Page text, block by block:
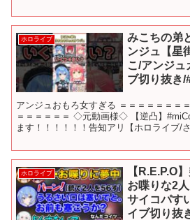
ホロライブ
みこちの弟
ンジュ【星
こ/アンジュ
ブ切り抜き/
アンジュおもろ女すぎる ＝＝＝＝＝＝＝
＝＝＝＝＝＝ ◇元動画様◇ 【逆凸】
ます！！！！！！告知アリ【ホロライブ/
ホロライブ
【R.E.P.O
お喋りな2
サイコパす
イブ切り抜